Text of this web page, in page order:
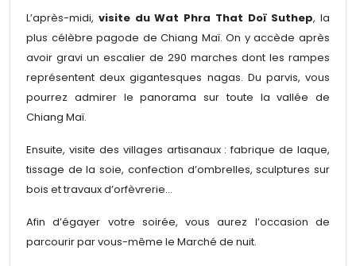
L’après-midi, visite du Wat Phra That Doï Suthep, la
plus célèbre pagode de Chiang Maï. On y accède après
avoir gravi un escalier de 290 marches dont les rampes
représentent deux gigantesques nagas. Du parvis, vous
pourrez admirer le panorama sur toute la vallée de
Chiang Maï.
Ensuite, visite des villages artisanaux : fabrique de laque,
tissage de la soie, confection d’ombrelles, sculptures sur
bois et travaux d’orfèvrerie…
Afin d’égayer votre soirée, vous aurez l’occasion de
parcourir par vous-même le Marché de nuit.